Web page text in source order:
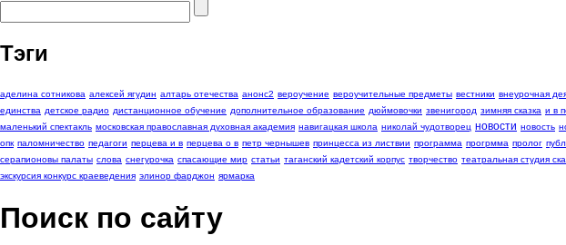
Тэги
аделина сотникова алексей ягудин алтарь отечества анонс2 вероучение вероучительные предметы вестники внеурочная
единства детское радио дистанционное обучение дополнительное образование дюймовочки звенигород зимняя сказка и в
маленький спектакль московская православная духовная академия навигацкая школа николай чудотворец новости новость
опк паломничество педагоги перцева и в перцева о в петр чернышев принцесса из листвии программа прогрмма пролог
серапионовы палаты слова снегурочка спасающие мир статьи таганский кадетский корпус творчество театральная студия
экскурсия конкурс краеведения элинор фарджон ярмарка
Поиск по сайту